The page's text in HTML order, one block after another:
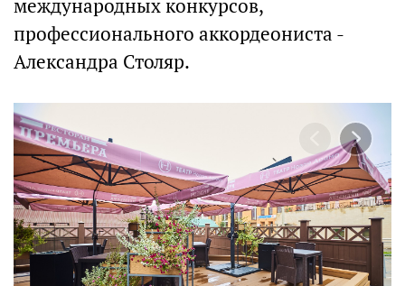
международных конкурсов,
профессионального аккордеониста -
Александра Столяр.